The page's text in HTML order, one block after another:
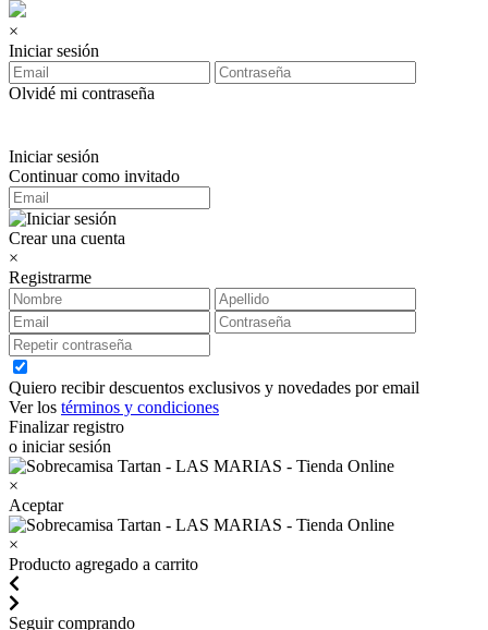
×
Iniciar sesión
Olvidé mi contraseña
Iniciar sesión
Continuar como invitado
Crear una cuenta
×
Registrarme
Quiero recibir descuentos exclusivos y novedades por email
Ver los términos y condiciones
Finalizar registro
o iniciar sesión
×
Aceptar
×
Producto agregado a carrito
Seguir comprando